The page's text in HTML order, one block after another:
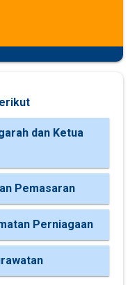
dan Ketua
Pemasaran
Perniagaan